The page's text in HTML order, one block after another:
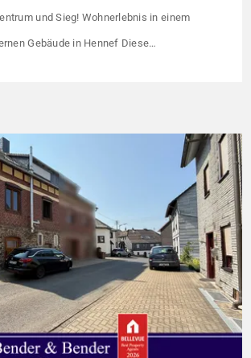
und Sieg! Wohnerlebnis in einem
Gebäude in Hennef Diese
verglaste Fensterfronten Fußbodenheizung
mit großem Handtuchheizkörper
[…]